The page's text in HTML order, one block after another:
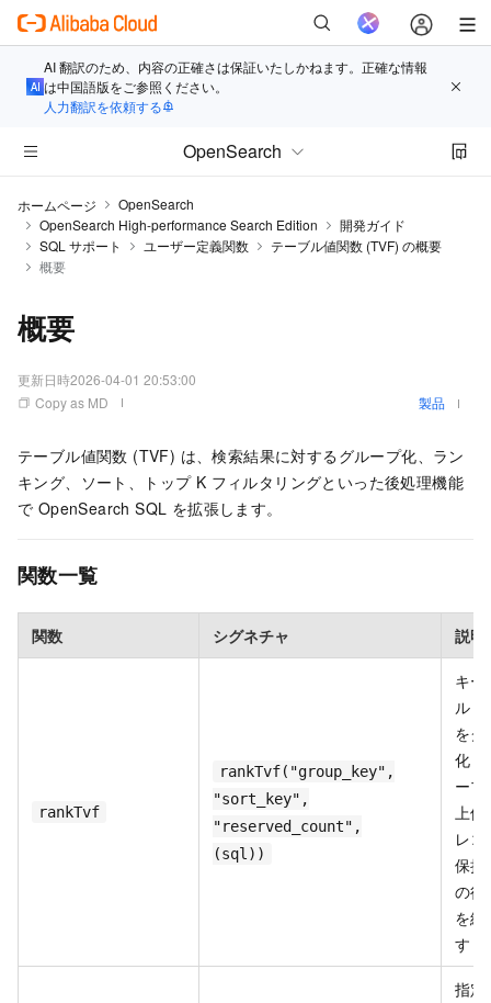
AI 翻訳のため、内容の正確さは保証いたしかねます。正確な情報
は中国語版をご参照ください。
人力翻訳を依頼する
OpenSearch
ホームページ
OpenSearch
OpenSearch High-performance Search Edition
開発ガイド
SQL サポート
ユーザー定義関数
テーブル値関数 (TVF) の概要
概要
概要
更新日時2026-04-01 20:53:00
Copy as MD
製品
テーブル値関数 (TVF) は、検索結果に対するグループ化、ラン
キング、ソート、トップ K フィルタリングといった後処理機能
で OpenSearch SQL を拡張します。
関数一覧
関数 シグネチャ 説明
rankTvf
rankTvf("group_key",
"sort_key",
"reserved_count",
(sql))
キー
ルド
をグ
化し
ープ
上位
レコ
保持
の行
を維
す
指定